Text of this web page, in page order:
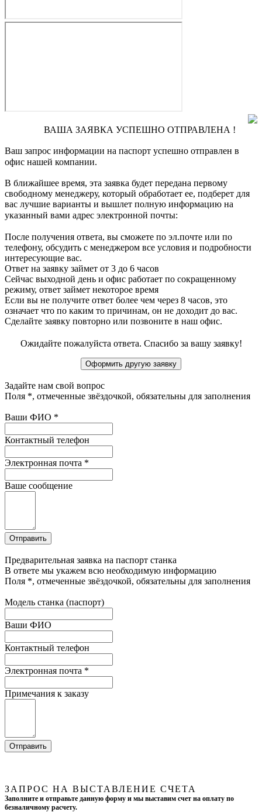
ВАША ЗАЯВКА УСПЕШНО ОТПРАВЛЕНА !
Ваш запрос информации на паспорт успешно отправлен в
офис нашей компании.
В ближайшее время, эта заявка будет передана первому
свободному менеджеру, который обработает ее, подберет для
вас лучшие варианты и вышлет полную информацию на
указанный вами адрес электронной почты:
После получения ответа, вы сможете по эл.почте или по
телефону, обсудить с менеджером все условия и подробности
интересующие вас.
Ответ на заявку займет от 3 до 6 часов
Сейчас выходной день и офис работает по сокращенному
режиму, ответ займет некоторое время
Если вы не получите ответ более чем через 8 часов, это
означает что по каким то причинам, он не доходит до вас.
Сделайте заявку повторно или позвоните в наш офис.
Ожидайте пожалуйста ответа. Спасибо за вашу заявку!
Задайте нам свой вопрос
Поля *, отмеченные звёздочкой, обязательны для заполнения
Ваши ФИО *
Контактный телефон
Электронная почта *
Ваше сообщение
Предварительная заявка на паспорт станка
В ответе мы укажем всю необходимую информацию
Поля *, отмеченные звёздочкой, обязательны для заполнения
Модель станка (паспорт)
Ваши ФИО
Контактный телефон
Электронная почта *
Примечания к заказу
ЗАПРОС НА ВЫСТАВЛЕНИЕ СЧЕТА
Заполните и отправьте данную форму и мы выставим счет на оплату по
безналичному расчету.